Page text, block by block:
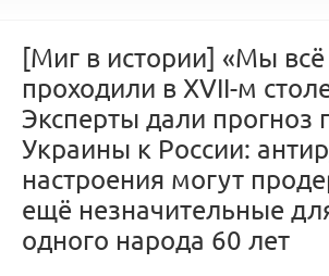
[Миг в истории] «Мы всё
проходили в XVII-м
Эксперты дали прогноз
Украины к России:
настроения могут
ещё незначительные
одного народа 60 лет